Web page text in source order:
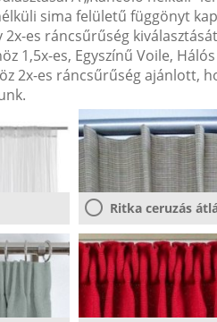
sima felületű függönyt
2x-es ráncsűrűség
1,5x-es, Egyszínű Voile,
2x-es ráncsűrűség ajánlott,
Ritka ceruzás